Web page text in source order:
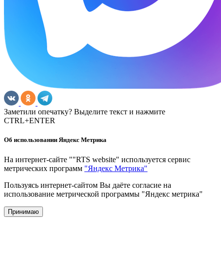
Заметили опечатку? Выделите текст и нажмите
CTRL+ENTER
Об использовании Яндекс Метрика
На интернет-сайте ""RTS website" используется сервис
метрических программ "Яндекс Метрика"
Пользуясь интернет-сайтом Вы даёте согласие на
использование метрической программы "Яндекс метрика"
Принимаю